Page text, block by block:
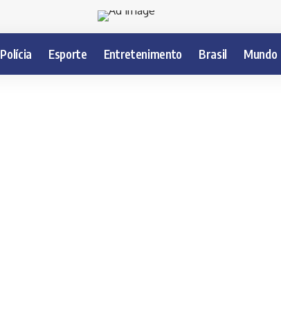
Polícia Esporte Entretenimento Brasil Mundo